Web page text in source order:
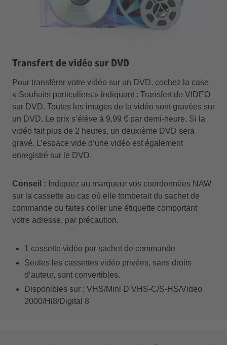
Transfert de vidéo sur DVD
Pour transférer votre vidéo sur un DVD, cochez la case
« Souhaits particuliers » indiquant : Transfert de VIDEO
sur DVD. Toutes les images de la vidéo sont gravées sur
un DVD. Le prix s’élève à 9,99 € par demi-heure. Si la
vidéo fait plus de 2 heures, un deuxième DVD sera
gravé. L’espace vide d’une vidéo est également
enregistré sur le DVD.
Conseil : Indiquez au marqueur vos coordonnées NAW
sur la cassette au cas où elle tomberait du sachet de
commande ou faites coller une étiquette comportant
votre adresse, par précaution.
1 cassette vidéo par sachet de commande
Seules les cassettes vidéo privées, sans droits
d’auteur, sont convertibles.
Disponibles sur : VHS/Mini D VHS-C/S-HS/Video
2000/Hi8/Digital 8